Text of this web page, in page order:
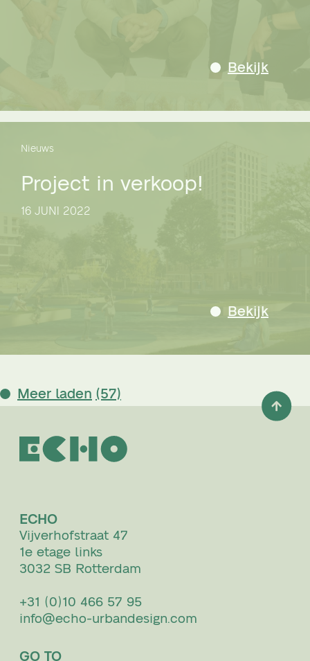
Bekijk
Nieuws
Project in verkoop!
16 JUNI 2022
Bekijk
Meer laden (57)
ECHO
Vijverhofstraat 47
1e etage links
3032 SB Rotterdam
+31 (0)10 466 57 95
info@echo-urbandesign.com
GO TO